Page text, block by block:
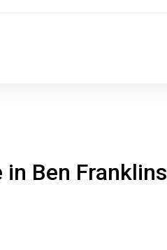
Ben Franklins